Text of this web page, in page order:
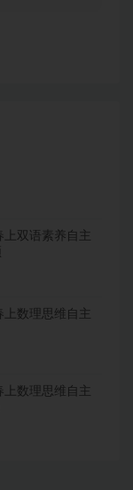
双语素养自主
数理思维自主
数理思维自主